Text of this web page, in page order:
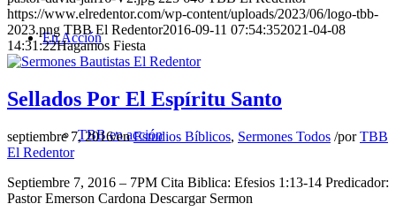
En Acción
TBB en acción
https://www.elredentor.com/wp-content/uploads/2023/06/logo-tbb-
2023.png TBB El Redentor2016-09-11 07:54:352021-04-08
14:31:22Hagamos Fiesta
Sellados Por El Espíritu Santo
septiembre 7, 2016/enEstudios Bíblicos, Sermones Todos /porTBB
El Redentor
Septiembre 7, 2016 – 7PM Cita Biblica: Efesios 1:13-14 Predicador:
Pastor Emerson Cardona Descargar Sermon